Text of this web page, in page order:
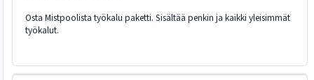
Osta Mistpoolista työkalu paketti. Sisältää penkin ja kaikki yleisimmät
työkalut.